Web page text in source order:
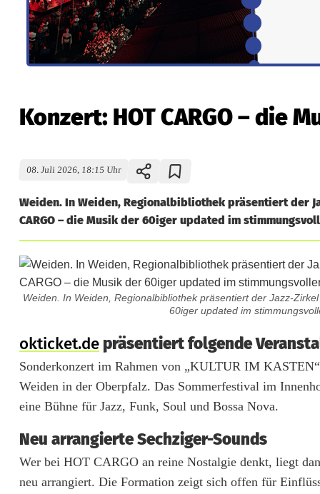
Konzert: HOT CARGO – die
08. Juli 2026, 18:15 Uhr
Weiden. In Weiden, Regionalbibliothek präsentiert der
CARGO – die Musik der 60iger updated im
Weiden. In Weiden, Regionalbibliothek präsentiert der Jazz-
60iger updated im
K
o
n
r
okticket.de präsentiert folgende
Sonderkonzert im Rahmen von „KULTUR IM
Weiden in der Oberpfalz. Das Sommerfestival im
eine Bühne für Jazz, Funk, Soul und Bossa Nova.
Neu arrangierte Sechziger-Sounds
Wer bei HOT CARGO an reine Nostalgie denkt, liegt
neu arrangiert. Die Formation zeigt sich offen für